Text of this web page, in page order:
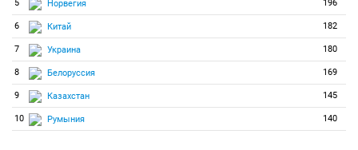
5 Норвегия 196
6 Китай 182
7 Украина 180
8 Белоруссия 169
9 Казахстан 145
10 Румыния 140